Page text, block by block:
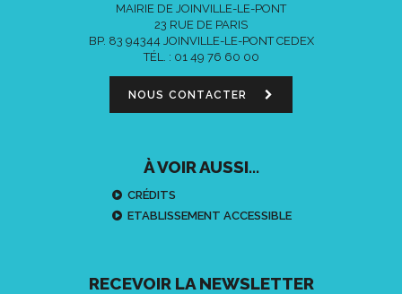
MAIRIE DE JOINVILLE-LE-PONT
23 RUE DE PARIS
BP. 83 94344 JOINVILLE-LE-PONT CEDEX
TÉL. : 01 49 76 60 00
NOUS CONTACTER
À VOIR AUSSI...
CRÉDITS
ETABLISSEMENT ACCESSIBLE
RECEVOIR LA NEWSLETTER